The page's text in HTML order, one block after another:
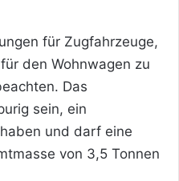
für Zugfahrzeuge,
den Wohnwagen zu
Das
sein, ein
und darf eine
von 3,5 Tonnen